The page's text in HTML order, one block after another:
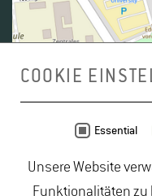
duales Studium
COOKIE
Essential
Unsere Website
Funktionalitäten zu